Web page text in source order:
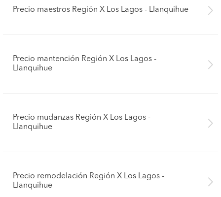
Precio maestros Región X Los Lagos - Llanquihue
Precio mantención Región X Los Lagos -
Llanquihue
Precio mudanzas Región X Los Lagos -
Llanquihue
Precio remodelación Región X Los Lagos -
Llanquihue